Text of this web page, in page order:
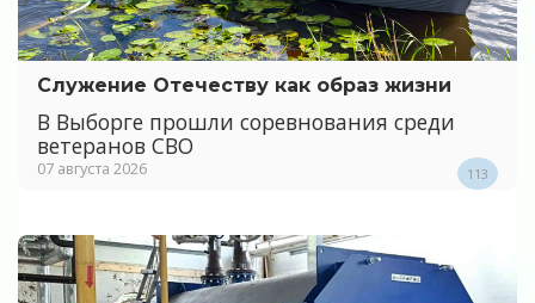
Служение Отечеству как образ жизни
В Выборге прошли соревнования среди
ветеранов СВО
07 августа 2026 113